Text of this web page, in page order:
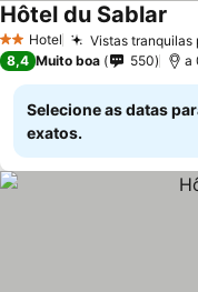
2 Estrelas
Hotel Vistas tranquilas
Hôtel du Sablar
8,4 Muito boa 550 a
Selecione as datas
exatos.